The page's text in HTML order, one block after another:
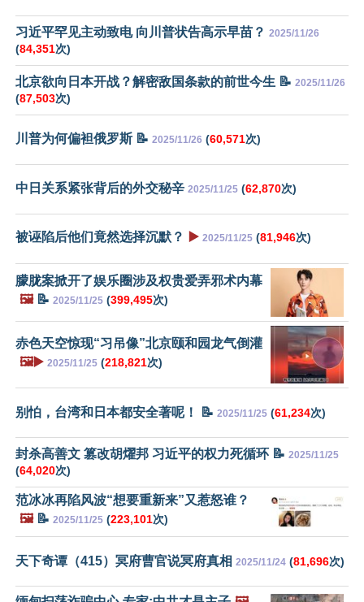
习近平罕见主动致电 向川普状告高示早苗？ 2025/11/26
(84,351次)
北京欲向日本开战？解密敌国条款的前世今生 📝 2025/11/26
(87,503次)
川普为何偏袒俄罗斯 📝 2025/11/26 (60,571次)
中日关系紧张背后的外交秘辛 2025/11/25 (62,870次)
被诬陷后他们竟然选择沉默？ ▶️ 2025/11/25 (81,946次)
朦胧案掀开了娱乐圈涉及权贵爱弄邪术内幕
🖼️📝 2025/11/25 (399,495次)
赤色天空惊现“习吊像”北京颐和园龙气倒灌
🖼️▶️ 2025/11/25 (218,821次)
别怕，台湾和日本都安全著呢！ 📝 2025/11/25 (61,234次)
封杀高善文 篡改胡燿邦 习近平的权力死循环 📝 2025/11/25
(64,020次)
范冰冰再陷风波“想要重新来”又惹怒谁？
🖼️📝 2025/11/25 (223,101次)
天下奇谭（415）冥府曹官说冥府真相 2025/11/24 (81,696次)